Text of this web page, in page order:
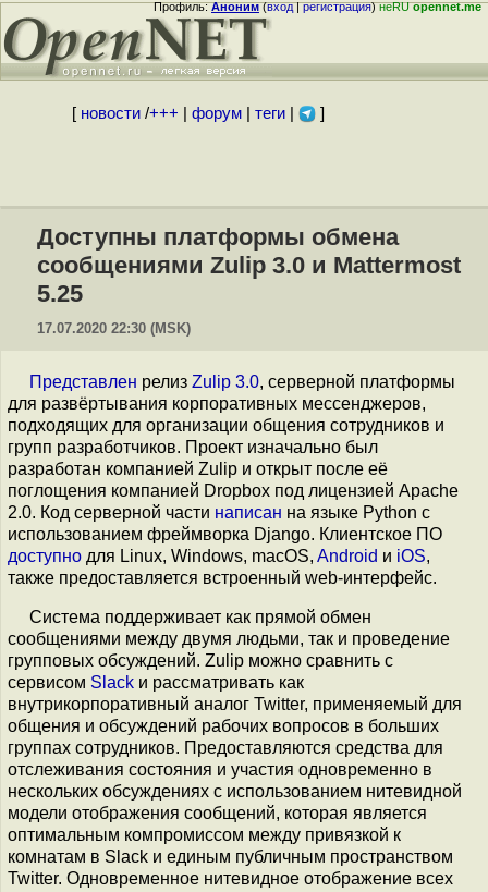
Профиль:Аноним(вход|регистрация)неRUopennet.me
[ новости/+++ форум| теги| ]
Доступны платформы обмена
сообщениями Zulip 3.0 и Mattermost
5.25
17.07.2020 22:30 (MSK)
Представлен релиз Zulip 3.0, серверной платформы
для развёртывания корпоративных мессенджеров,
подходящих для организации общения сотрудников и
групп разработчиков. Проект изначально был
разработан компанией Zulip и открыт после её
поглощения компанией Dropbox под лицензией Apache
2.0. Код серверной части написан на языке Python с
использованием фреймворка Django. Клиентское ПО
доступно для Linux, Windows, macOS, Android и iOS,
также предоставляется встроенный web-интерфейс.
Система поддерживает как прямой обмен
сообщениями между двумя людьми, так и проведение
групповых обсуждений. Zulip можно сравнить с
сервисом Slack и рассматривать как
внутрикорпоративный аналог Twitter, применяемый для
общения и обсуждений рабочих вопросов в больших
группах сотрудников. Предоставляются средства для
отслеживания состояния и участия одновременно в
нескольких обсуждениях с использованием нитевидной
модели отображения сообщений, которая является
оптимальным компромиссом между привязкой к
комнатам в Slack и единым публичным пространством
Twitter. Одновременное нитевидное отображение всех